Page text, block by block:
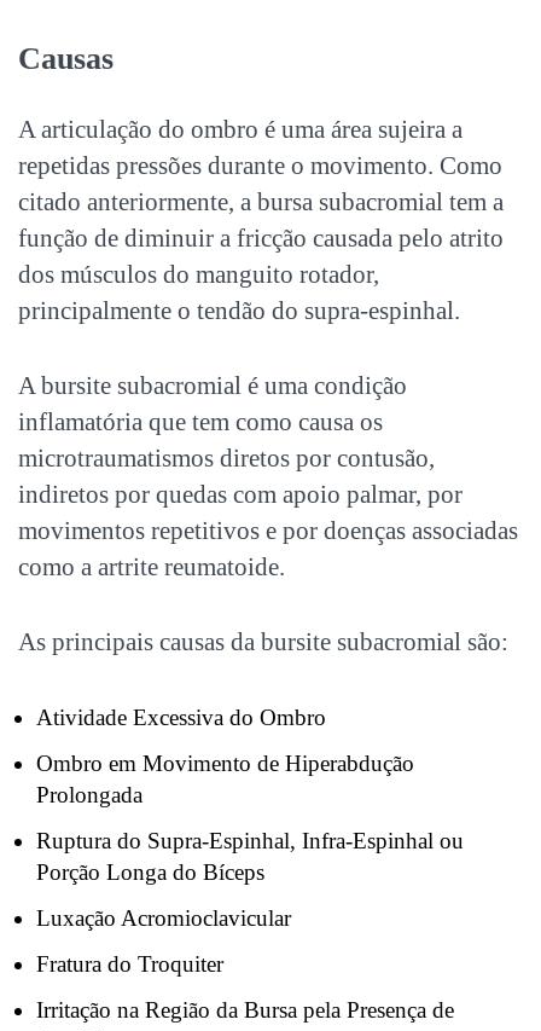
Causas
A articulação do ombro é uma área sujeira a
repetidas pressões durante o movimento. Como
citado anteriormente, a bursa subacromial tem a
função de diminuir a fricção causada pelo atrito
dos músculos do manguito rotador,
principalmente o tendão do supra-espinhal.
A bursite subacromial é uma condição
inflamatória que tem como causa os
microtraumatismos diretos por contusão,
indiretos por quedas com apoio palmar, por
movimentos repetitivos e por doenças associadas
como a artrite reumatoide.
As principais causas da bursite subacromial são:
Atividade Excessiva do Ombro
Ombro em Movimento de Hiperabdução
Prolongada
Ruptura do Supra-Espinhal, Infra-Espinhal ou
Porção Longa do Bíceps
Luxação Acromioclavicular
Fratura do Troquiter
Irritação na Região da Bursa pela Presença de